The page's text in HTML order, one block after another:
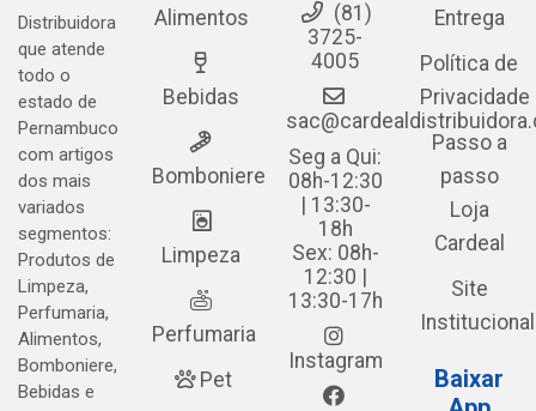
Distribuidora
que atende
todo o
estado de
Pernambuco
com artigos
dos mais
variados
segmentos:
Produtos de
Limpeza,
Perfumaria,
Alimentos,
Bomboniere,
Bebidas e
Alimentos
Bebidas
Bomboniere
Limpeza
Perfumaria
Pet
(81)
3725-
4005
Seg a Qui:
08h-12:30
| 13:30-
18h
Sex: 08h-
12:30 |
13:30-17h
Instagram
Entrega
Política de
Privacidade
Passo a
passo
Loja
Cardeal
Site
Institucional
Baixar